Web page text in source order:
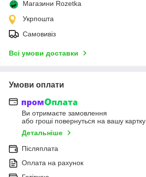
Магазини Rozetka
Укрпошта
Самовивіз
Всі умови доставки
Умови оплати
Ви отримаєте замовлення
або гроші повернуться на вашу картку
Детальніше
Післяплата
Оплата на рахунок